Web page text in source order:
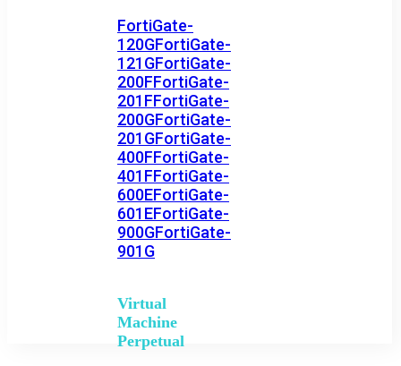
FortiGate-
120GFortiGate-
121GFortiGate-
200FFortiGate-
201FFortiGate-
200GFortiGate-
201GFortiGate-
400FFortiGate-
401FFortiGate-
600EFortiGate-
601EFortiGate-
900GFortiGate-
901G
Virtual
Machine
Perpetual